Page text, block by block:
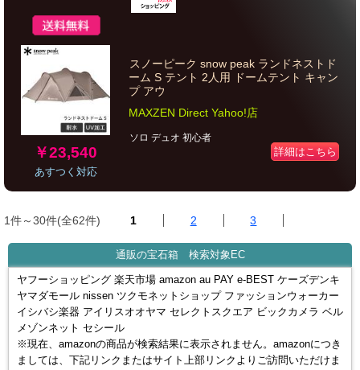
￥23,540
あすつく対応
スノーピーク snow peak ランドネストド
ーム S テント 2人用 ドームテント キャン
プ アウ
MAXZEN Direct Yahoo!店
ソロ デュオ 初心者
詳細はこちら
1件～30件(全62件) 1 2 3
通販の宝石箱 検索対象EC
ヤフーショッピング 楽天市場 amazon au PAY e-BEST ケーズデンキ
ヤマダモール nissen ツクモネットショップ ファッションウォーカー
イシバシ楽器 アイリスオオヤマ セレクトスクエア ビックカメラ ベル
メゾンネット セシール
※現在、amazonの商品が検索結果に表示されません。amazonにつき
ましては、下記リンクまたはサイト上部リンクよりご訪問いただけま